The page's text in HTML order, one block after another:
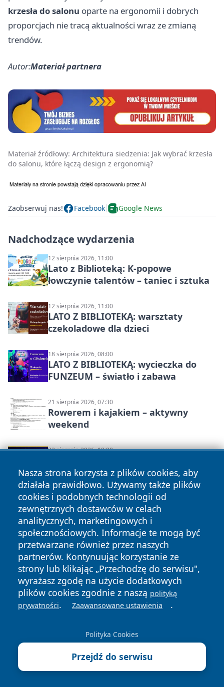
krzesła do salonu oparte na ergonomii i dobrych
proporcjach nie tracą aktualności wraz ze zmianą
trendów.
Autor:Materiał partnera
Materiał źródłowy: Architektura siedzenia: Jak wybrać krzesła
do salonu, które łączą design z ergonomią?
Zaobserwuj nas! Facebook Google News
Nadchodzące wydarzenia
12 sierpnia 2026, 11:00
Lato z Biblioteką: K-popowe
łowczynie talentów – taniec i sztuka
12 sierpnia 2026, 11:00
LATO Z BIBLIOTEKĄ: warsztaty
czekoladowe dla dzieci
18 sierpnia 2026, 08:00
LATO Z BIBLIOTEKĄ: wycieczka do
FUNZEUM – światło i zabawa
21 sierpnia 2026, 07:30
Rowerem i kajakiem – aktywny
weekend
22 sierpnia 2026, 10:00
Stacji Kosmicznej (Kolejowej)
22 sierpnia 2026, 11:00
Podziel się życiem podczas
Memoriału Strażackiego w Raciborzu
– oddaj krew
Kolejne wydarzenia
Ostatnie Artykuły
7 sierpnia 2026
Kubańska noc nad Odrą. Sety
Raciborzu
7 sierpnia 2026
XXXV Festiwal w Raciborzu.
Nasza strona korzysta z plików cookies, aby
działała prawidłowo. Używamy także plików
cookies i podobnych technologii od
zewnętrznych dostawców w celach
analitycznych, marketingowych i
społecznościowych. Informacje te mogą być
przetwarzane również przez naszych
partnerów. Kontynuując korzystanie ze
strony lub klikając „Przechodzę do serwisu",
wyrażasz zgodę na użycie dodatkowych
plików cookies zgodnie z naszą polityką
prywatności. Zaawansowane ustawienia .
Polityka Cookies
Przejdź do serwisu